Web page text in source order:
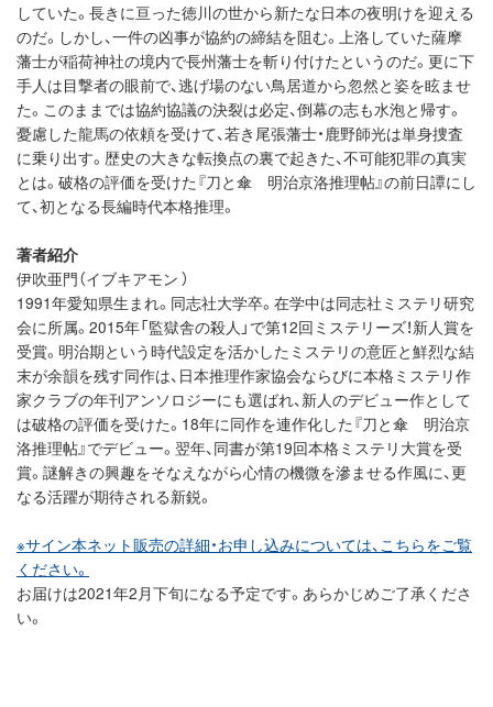
していた。長きに亘った徳川の世から新たな日本の夜明けを迎える
のだ。しかし、一件の凶事が協約の締結を阻む。上洛していた薩摩
藩士が稲荷神社の境内で長州藩士を斬り付けたというのだ。更に下
手人は目撃者の眼前で、逃げ場のない鳥居道から忽然と姿を眩ませ
た。このままでは協約協議の決裂は必定、倒幕の志も水泡と帰す。
憂慮した龍馬の依頼を受けて、若き尾張藩士・鹿野師光は単身捜査
に乗り出す。歴史の大きな転換点の裏で起きた、不可能犯罪の真実
とは。破格の評価を受けた『刀と傘 明治京洛推理帖』の前日譚にし
て、初となる長編時代本格推理。
著者紹介
伊吹亜門（イブキアモン ）
1991年愛知県生まれ。同志社大学卒。在学中は同志社ミステリ研究
会に所属。2015年「監獄舎の殺人」で第12回ミステリーズ！新人賞を
受賞。明治期という時代設定を活かしたミステリの意匠と鮮烈な結
末が余韻を残す同作は、日本推理作家協会ならびに本格ミステリ作
家クラブの年刊アンソロジーにも選ばれ、新人のデビュー作として
は破格の評価を受けた。18年に同作を連作化した『刀と傘 明治京
洛推理帖』でデビュー。翌年、同書が第19回本格ミステリ大賞を受
賞。謎解きの興趣をそなえながら心情の機微を滲ませる作風に、更
なる活躍が期待される新鋭。
※サイン本ネット販売の詳細・お申し込みについては、こちらをご覧
ください。
お届けは2021年2月下旬になる予定です。あらかじめご了承くださ
い。